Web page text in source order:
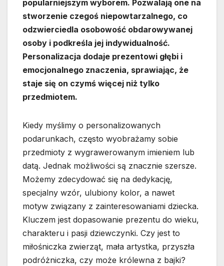
popularniejszym wyborem. Pozwalają one na
stworzenie czegoś niepowtarzalnego, co
odzwierciedla osobowość obdarowywanej
osoby i podkreśla jej indywidualność.
Personalizacja dodaje prezentowi głębi i
emocjonalnego znaczenia, sprawiając, że
staje się on czymś więcej niż tylko
przedmiotem.
Kiedy myślimy o personalizowanych
podarunkach, często wyobrażamy sobie
przedmioty z wygrawerowanym imieniem lub
datą. Jednak możliwości są znacznie szersze.
Możemy zdecydować się na dedykację,
specjalny wzór, ulubiony kolor, a nawet
motyw związany z zainteresowaniami dziecka.
Kluczem jest dopasowanie prezentu do wieku,
charakteru i pasji dziewczynki. Czy jest to
miłośniczka zwierząt, mała artystka, przyszła
podróżniczka, czy może królewna z bajki?